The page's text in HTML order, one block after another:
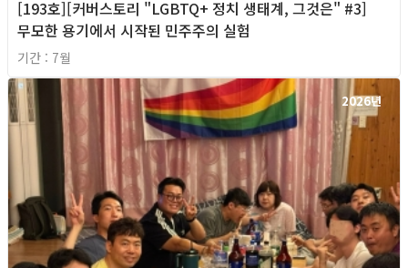
[193호][커버스토리 "LGBTQ+ 정치 생태계, 그것은" #3]
무모한 용기에서 시작된 민주주의 실험
기간 : 7월
2026년